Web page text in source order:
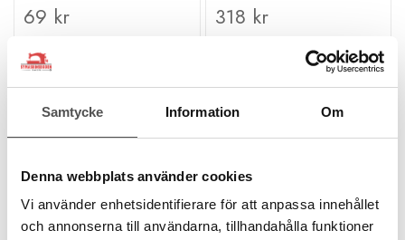
Samtycke Information Om
Denna webbplats använder cookies
Vi använder enhetsidentifierare för att anpassa innehållet
och annonserna till användarna, tillhandahålla funktioner
69 kr
KÖP
Finns i lager
318 kr
Finns i lager